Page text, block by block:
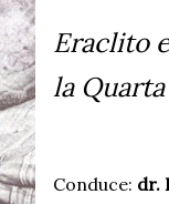
Eraclito
la
Conduce: dr.